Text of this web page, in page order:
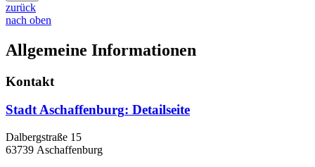
zurück
nach oben
Allgemeine Informationen
Kontakt
Stadt Aschaffenburg: Detailseite
Dalbergstraße 15
63739 Aschaffenburg